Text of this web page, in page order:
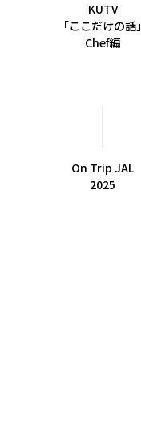
KUTV
「ここだけの話」
Chef編
On Trip JAL
2025